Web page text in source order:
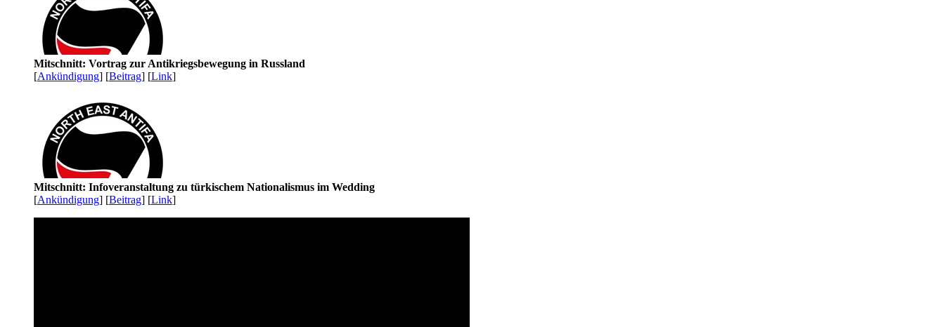
Mitschnitt: Vortrag zur Antikriegsbewegung in Russland
[Ankündigung] [Beitrag] [Link]
Mitschnitt: Infoveranstaltung zu türkischem Nationalismus im Wedding
[Ankündigung] [Beitrag] [Link]